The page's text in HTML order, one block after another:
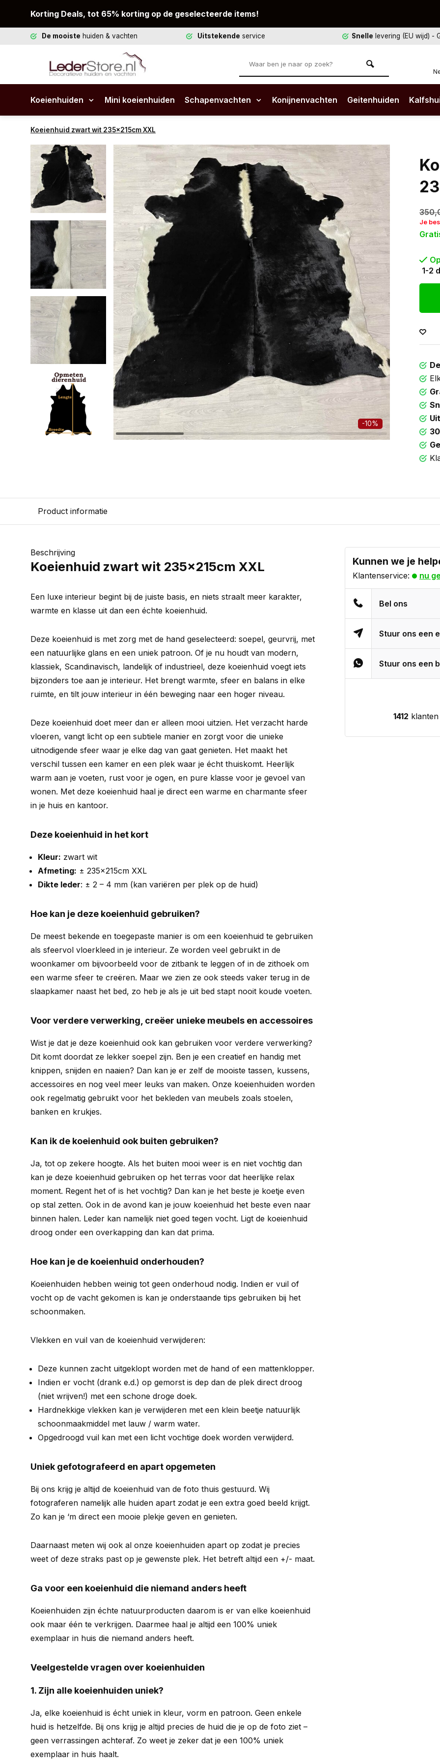
Korting Deals, tot 65% korting op de geselecteerde items!
De mooiste huiden & vachten Uitstekende service Snelle levering (EU wijd) -
Koeienhuiden Mini koeienhuiden Schapenvachten Konijnenvachten Geitenhuiden
Koeienhuid zwart wit 235x215cm XXL
-10%
Je
1-2
Product informatie
Beschrijving
Koeienhuid zwart wit 235x215cm XXL
Een luxe interieur begint bij de juiste basis, en niets straalt meer karakter,
warmte en klasse uit dan een échte koeienhuid.
Deze koeienhuid is met zorg met de hand geselecteerd: soepel, geurvrij, met
een natuurlijke glans en een uniek patroon. Of je nu houdt van modern,
klassiek, Scandinavisch, landelijk of industrieel, deze koeienhuid voegt iets
bijzonders toe aan je interieur. Het brengt warmte, sfeer en balans in elke
ruimte, en tilt jouw interieur in één beweging naar een hoger niveau.
Deze koeienhuid doet meer dan er alleen mooi uitzien. Het verzacht harde
vloeren, vangt licht op een subtiele manier en zorgt voor die unieke
uitnodigende sfeer waar je elke dag van gaat genieten. Het maakt het
verschil tussen een kamer en een plek waar je écht thuiskomt. Heerlijk
warm aan je voeten, rust voor je ogen, en pure klasse voor je gevoel van
wonen. Met deze koeienhuid haal je direct een warme en charmante sfeer
in je huis en kantoor.
Deze koeienhuid in het kort
Kleur: zwart wit
Afmeting: ± 235x215cm XXL
Dikte leder: ± 2 – 4 mm (kan variëren per plek op de huid)
Hoe kan je deze koeienhuid gebruiken?
De meest bekende en toegepaste manier is om een koeienhuid te gebruiken
als sfeervol vloerkleed in je interieur. Ze worden veel gebruikt in de
woonkamer om bijvoorbeeld voor de zitbank te leggen of in de zithoek om
een warme sfeer te creëren. Maar we zien ze ook steeds vaker terug in de
slaapkamer naast het bed, zo heb je als je uit bed stapt nooit koude voeten.
Voor verdere verwerking, creëer unieke meubels en accessoires
Wist je dat je deze koeienhuid ook kan gebruiken voor verdere verwerking?
Dit komt doordat ze lekker soepel zijn. Ben je een creatief en handig met
knippen, snijden en naaien? Dan kan je er zelf de mooiste tassen, kussens,
accessoires en nog veel meer leuks van maken. Onze koeienhuiden worden
ook regelmatig gebruikt voor het bekleden van meubels zoals stoelen,
banken en krukjes.
Kan ik de koeienhuid ook buiten gebruiken?
Ja, tot op zekere hoogte. Als het buiten mooi weer is en niet vochtig dan
kan je deze koeienhuid gebruiken op het terras voor dat heerlijke relax
moment. Regent het of is het vochtig? Dan kan je het beste je koetje even
op stal zetten. Ook in de avond kan je jouw koeienhuid het beste even naar
binnen halen. Leder kan namelijk niet goed tegen vocht. Ligt de koeienhuid
droog onder een overkapping dan kan dat prima.
Hoe kan je de koeienhuid onderhouden?
Koeienhuiden hebben weinig tot geen onderhoud nodig. Indien er vuil of
vocht op de vacht gekomen is kan je onderstaande tips gebruiken bij het
schoonmaken.
Vlekken en vuil van de koeienhuid verwijderen:
Deze kunnen zacht uitgeklopt worden met de hand of een mattenklopper.
Indien er vocht (drank e.d.) op gemorst is dep dan de plek direct droog
(niet wrijven!) met een schone droge doek.
Hardnekkige vlekken kan je verwijderen met een klein beetje natuurlijk
schoonmaakmiddel met lauw / warm water.
Opgedroogd vuil kan met een licht vochtige doek worden verwijderd.
Uniek gefotografeerd en apart opgemeten
Bij ons krijg je altijd de koeienhuid van de foto thuis gestuurd. Wij
fotograferen namelijk alle huiden apart zodat je een extra goed beeld krijgt.
Zo kan je ‘m direct een mooie plekje geven en genieten.
Daarnaast meten wij ook al onze koeienhuiden apart op zodat je precies
weet of deze straks past op je gewenste plek. Het betreft altijd een +/- maat.
Ga voor een koeienhuid die niemand anders heeft
Koeienhuiden zijn échte natuurproducten daarom is er van elke koeienhuid
ook maar één te verkrijgen. Daarmee haal je altijd een 100% uniek
exemplaar in huis die niemand anders heeft.
Veelgestelde vragen over koeienhuiden
1. Zijn alle koeienhuiden uniek?
Ja, elke koeienhuid is écht uniek in kleur, vorm en patroon. Geen enkele
huid is hetzelfde. Bij ons krijg je altijd precies de huid die je op de foto ziet –
geen verrassingen achteraf. Zo weet je zeker dat je een 100% uniek
exemplaar in huis haalt.
Kunnen we je
Klantenservice: nu
Bel ons
Stuur ons een
Stuur ons een
1412